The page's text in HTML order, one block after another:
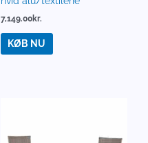
7,149.00kr.
KØB NU